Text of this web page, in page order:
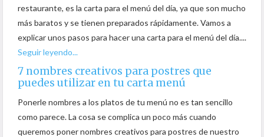
restaurante, es la carta para el menú del día, ya que son mucho
más baratos y se tienen preparados rápidamente. Vamos a
explicar unos pasos para hacer una carta para el menú del día....
Seguir leyendo...
7 nombres creativos para postres que
puedes utilizar en tu carta menú
Ponerle nombres a los platos de tu menú no es tan sencillo
como parece. La cosa se complica un poco más cuando
queremos poner nombres creativos para postres de nuestro